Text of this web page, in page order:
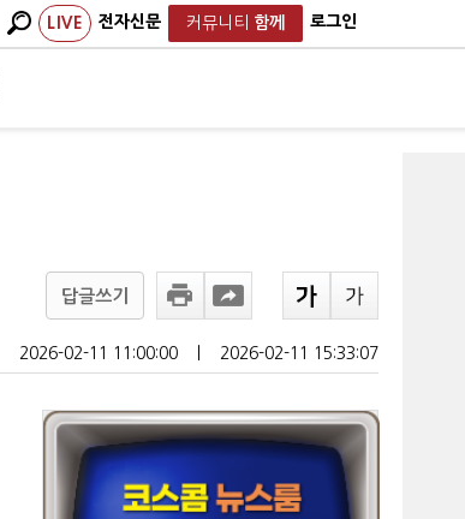
LIVE 전자신문 커뮤니티 함께 로그인
답글쓰기
2026-02-11 11:00:00 2026-02-11 15:33:07